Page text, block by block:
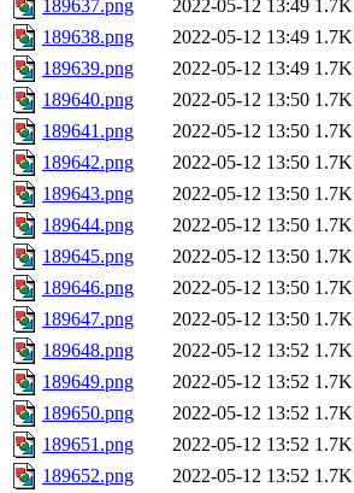
189637.png
2022-05-12 13:49 1.7K
189638.png
2022-05-12 13:49 1.7K
189639.png
2022-05-12 13:49 1.7K
189640.png
2022-05-12 13:50 1.7K
189641.png
2022-05-12 13:50 1.7K
189642.png
2022-05-12 13:50 1.7K
189643.png
2022-05-12 13:50 1.7K
189644.png
2022-05-12 13:50 1.7K
189645.png
2022-05-12 13:50 1.7K
189646.png
2022-05-12 13:50 1.7K
189647.png
2022-05-12 13:50 1.7K
189648.png
2022-05-12 13:52 1.7K
189649.png
2022-05-12 13:52 1.7K
189650.png
2022-05-12 13:52 1.7K
189651.png
2022-05-12 13:52 1.7K
189652.png
2022-05-12 13:52 1.7K